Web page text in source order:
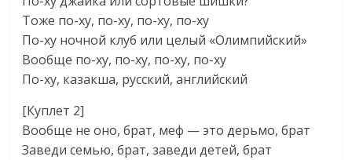
Тоже по-ху, по-ху, по-ху, по-ху
По-ху ночной клуб или целый «Олимпийский»
Вообще по-ху, по-ху, по-ху, по-ху
По-ху, казакша, русский, английский
[Куплет 2]
Вообще не оно, брат, меф — это дерьмо, брат
Заведи семью, брат, заведи детей, брат